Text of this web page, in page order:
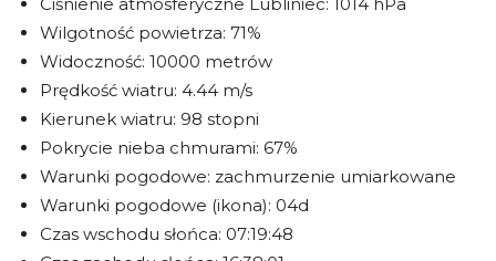
Wilgotność powietrza: 71%
Widoczność: 10000 metrów
Prędkość wiatru: 4.44 m/s
Kierunek wiatru: 98 stopni
Pokrycie nieba chmurami: 67%
Warunki pogodowe: zachmurzenie umiarkowane
Warunki pogodowe (ikona): 04d
Czas wschodu słońca: 07:19:48